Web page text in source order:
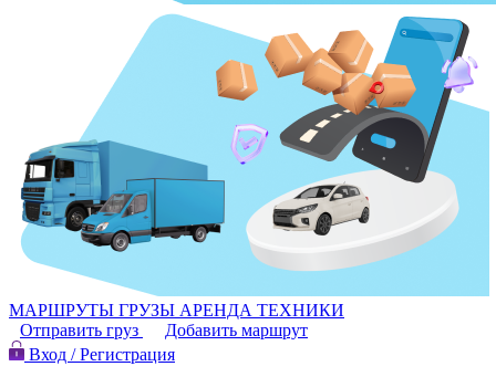
МАРШРУТЫ ГРУЗЫ АРЕНДА ТЕХНИКИ
Отправить груз
Добавить маршрут
Вход / Регистрация